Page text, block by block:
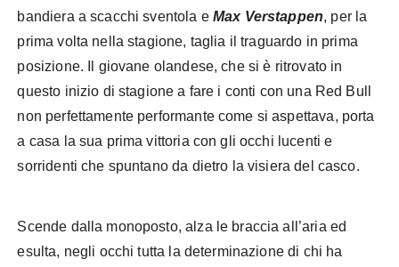
bandiera a scacchi sventola e Max Verstappen, per la
prima volta nella stagione, taglia il traguardo in prima
posizione. Il giovane olandese, che si è ritrovato in
questo inizio di stagione a fare i conti con una Red Bull
non perfettamente performante come si aspettava, porta
a casa la sua prima vittoria con gli occhi lucenti e
sorridenti che spuntano da dietro la visiera del casco.
Scende dalla monoposto, alza le braccia all’aria ed
esulta, negli occhi tutta la determinazione di chi ha